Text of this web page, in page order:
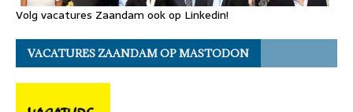
Volg vacatures Zaandam ook op Linkedin!
VACATURES ZAANDAM OP MASTODON